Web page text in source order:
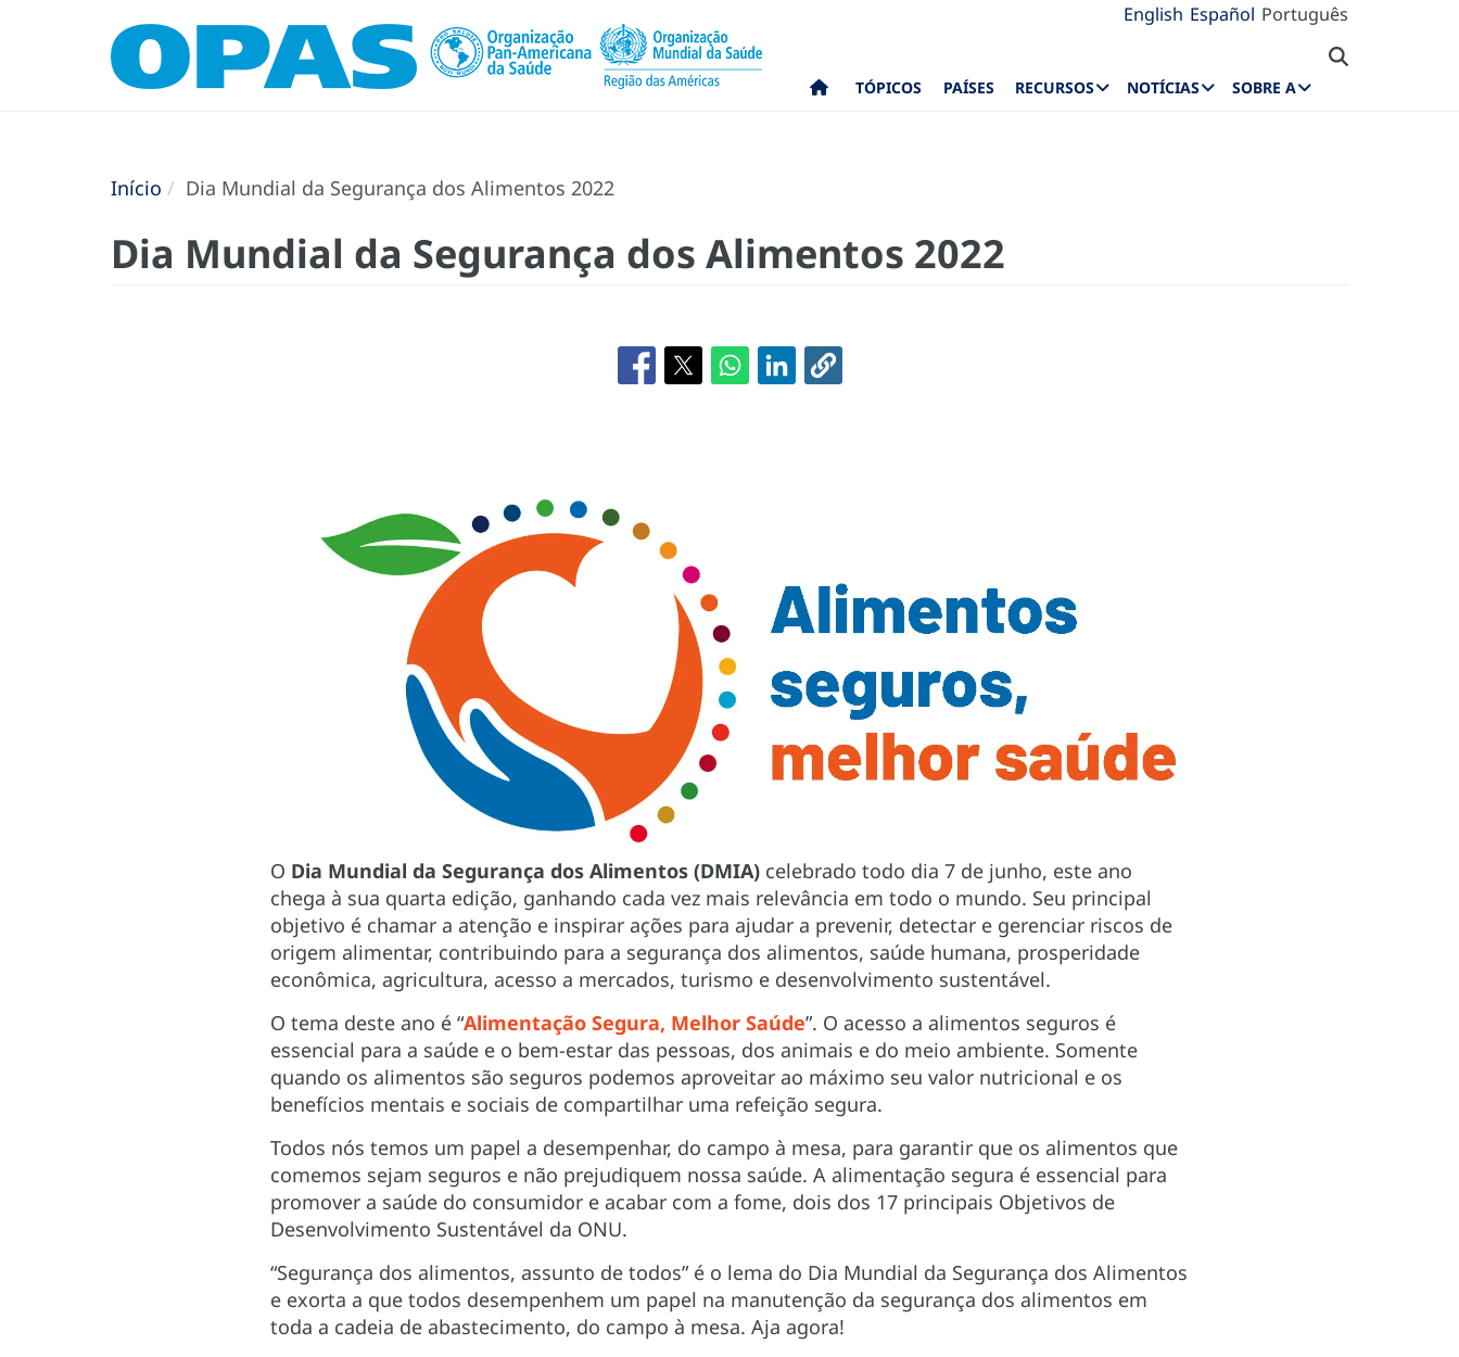
English Español Português
TÓPICOS PAÍSES RECURSOS NOTÍCIAS SOBRE A
Início Dia Mundial da Segurança dos Alimentos 2022
Dia Mundial da Segurança dos Alimentos 2022
O Dia Mundial da Segurança dos Alimentos (DMIA) celebrado todo dia 7 de junho, este ano
chega à sua quarta edição, ganhando cada vez mais relevância em todo o mundo. Seu principal
objetivo é chamar a atenção e inspirar ações para ajudar a prevenir, detectar e gerenciar riscos de
origem alimentar, contribuindo para a segurança dos alimentos, saúde humana, prosperidade
econômica, agricultura, acesso a mercados, turismo e desenvolvimento sustentável.
O tema deste ano é “Alimentação Segura, Melhor Saúde”. O acesso a alimentos seguros é
essencial para a saúde e o bem-estar das pessoas, dos animais e do meio ambiente. Somente
quando os alimentos são seguros podemos aproveitar ao máximo seu valor nutricional e os
benefícios mentais e sociais de compartilhar uma refeição segura.
Todos nós temos um papel a desempenhar, do campo à mesa, para garantir que os alimentos que
comemos sejam seguros e não prejudiquem nossa saúde. A alimentação segura é essencial para
promover a saúde do consumidor e acabar com a fome, dois dos 17 principais Objetivos de
Desenvolvimento Sustentável da ONU.
“Segurança dos alimentos, assunto de todos” é o lema do Dia Mundial da Segurança dos Alimentos
e exorta a que todos desempenhem um papel na manutenção da segurança dos alimentos em
toda a cadeia de abastecimento, do campo à mesa. Aja agora!